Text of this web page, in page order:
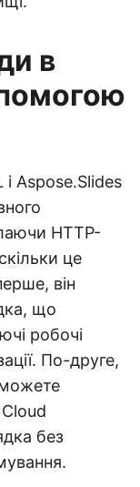
в
Aspose.Slides
HTTP-
це
він
що
робочі
По-друге,
без